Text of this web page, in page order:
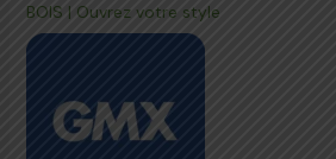
BOIS | Ouvrez votre style